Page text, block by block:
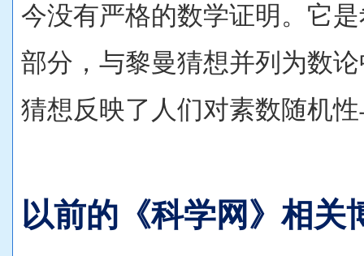
今没有严格的数学证明。它
部分，与黎曼猜想并列为数
猜想反映了人们对素数随机
以前的《科学网》相关